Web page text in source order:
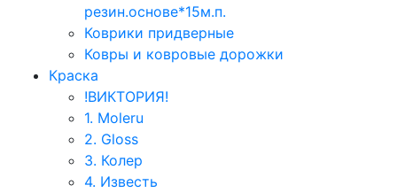
резин.основе*15м.п.
Коврики придверные
Ковры и ковровые дорожки
Краска
!ВИКТОРИЯ!
1. Moleru
2. Gloss
3. Колер
4. Известь